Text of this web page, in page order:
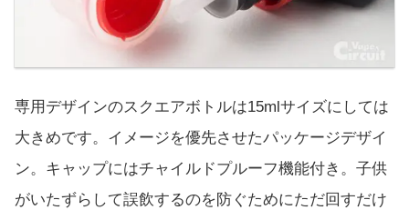
専用デザインのスクエアボトルは15mlサイズにしては
大きめです。イメージを優先させたパッケージデザイ
ン。キャップにはチャイルドプルーフ機能付き。子供
がいたずらして誤飲するのを防ぐためにただ回すだけ